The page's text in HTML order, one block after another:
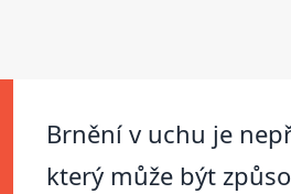
Brnění v uchu je
který může být